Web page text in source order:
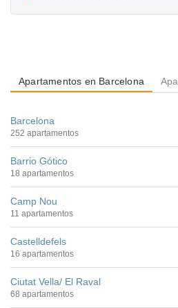
Apartamentos en Barcelona
Barcelona
252 apartamentos
Barrio Gótico
18 apartamentos
Camp Nou
11 apartamentos
Castelldefels
16 apartamentos
Ciutat Vella/ El Raval
68 apartamentos